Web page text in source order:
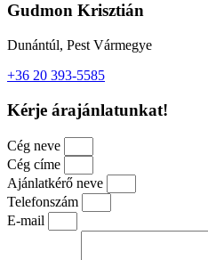
Gudmon Krisztián
Dunántúl, Pest Vármegye
+36 20 393-5585
Kérje árajánlatunkat!
Cég neve
Cég címe
Ajánlatkérő neve
Telefonszám
E-mail